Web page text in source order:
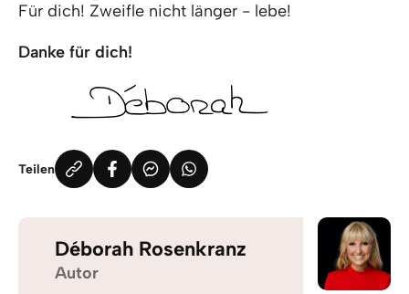
Für dich! Zweifle nicht länger - lebe!
Danke für dich!
Teilen
Déborah Rosenkranz
Autor